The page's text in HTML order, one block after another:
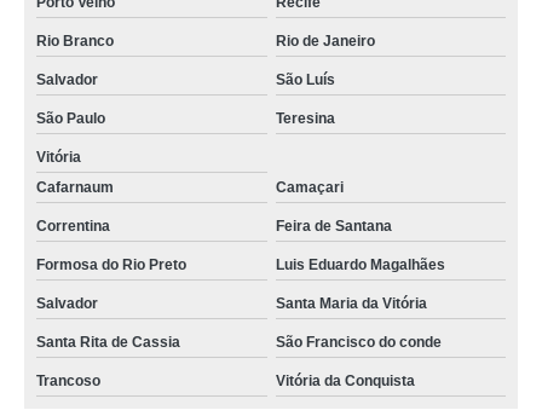
Rio Branco Rio de Janeiro
Salvador São Luís
São Paulo Teresina
Vitória
Cafarnaum
Camaçari
Correntina Feira de Santana
Formosa do Rio Preto Luis Eduardo Magalhães
Salvador Santa Maria da Vitória
Santa Rita de Cassia São Francisco do conde
Trancoso Vitória da Conquista